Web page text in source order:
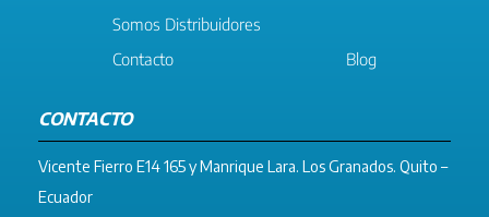
Somos Distribuidores
Contacto
Blog
CONTACTO
Vicente Fierro E14 165 y Manrique Lara. Los Granados. Quito –
Ecuador